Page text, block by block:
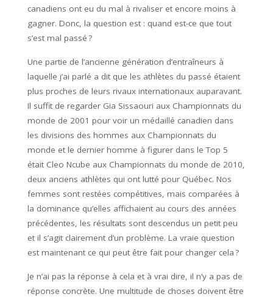
canadiens ont eu du mal à rivaliser et encore moins à
gagner. Donc, la question est : quand est-ce que tout
s’est mal passé ?
Une partie de l’ancienne génération d’entraîneurs à
laquelle j’ai parlé a dit que les athlètes du passé étaient
plus proches de leurs rivaux internationaux auparavant.
Il suffit de regarder Gia Sissaouri aux Championnats du
monde de 2001 pour voir un médaillé canadien dans
les divisions des hommes aux Championnats du
monde et le dernier homme à figurer dans le Top 5
était Cleo Ncube aux Championnats du monde de 2010,
deux anciens athlètes qui ont lutté pour Québec. Nos
femmes sont restées compétitives, mais comparées à
la dominance qu’elles affichaient au cours des années
précédentes, les résultats sont descendus un petit peu
et il s’agit clairement d’un problème. La vraie question
est maintenant ce qui peut être fait pour changer cela ?
Je n’ai pas la réponse à cela et à vrai dire, il n’y a pas de
réponse concrète. Une multitude de choses doivent être